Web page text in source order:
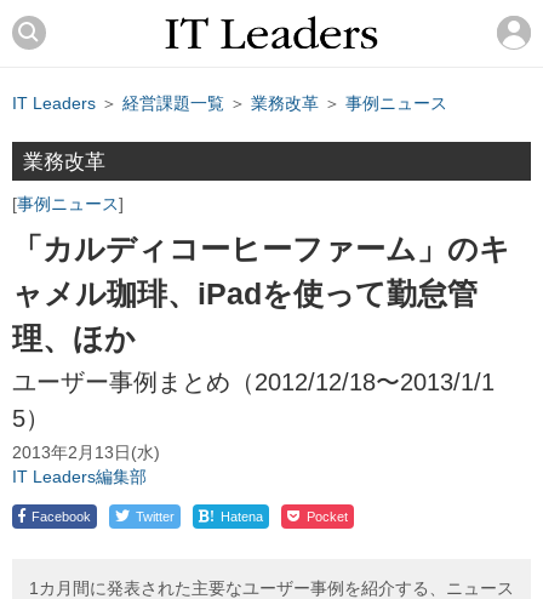
IT Leaders ＞ 経営課題一覧 ＞ 業務改革 ＞ 事例ニュース
業務改革
事例ニュース
「カルディコーヒーファーム」のキ
ャメル珈琲、iPadを使って勤怠管
理、ほか
ユーザー事例まとめ（2012/12/18〜2013/1/1
5）
2013年2月13日(水)
IT Leaders編集部
Facebook Twitter ! Hatena Pocket
1カ月間に発表された主要なユーザー事例を紹介する、ニュース